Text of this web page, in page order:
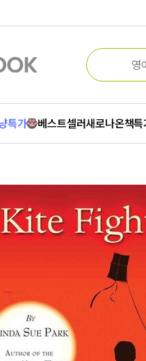
특가 베스트셀러새로나온책특